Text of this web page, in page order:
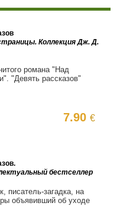
Коллекция Дж. Д.
романа "Над
"Девять рассказов"
7.90€
бестселлер
писатель-загадка, на
объявивший об уходе